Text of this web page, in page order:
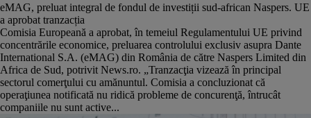
eMAG, preluat integral de fondul de investiții sud-african Naspers. UE
a aprobat tranzacția
Comisia Europeană a aprobat, în temeiul Regulamentului UE privind
concentrările economice, preluarea controlului exclusiv asupra Dante
International S.A. (eMAG) din România de către Naspers Limited din
Africa de Sud, potrivit News.ro. „Tranzacţia vizează în principal
sectorul comerţului cu amănuntul. Comisia a concluzionat că
operaţiunea notificată nu ridică probleme de concurenţă, întrucât
companiile nu sunt active...